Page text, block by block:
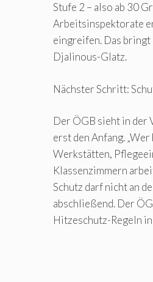
Stufe 2 – also ab 30
Arbeitsinspektorate
eingreifen. Das
Djalinous-Glatz.
Nächster Schritt:
Der ÖGB sieht in der
erst den Anfang.
Werkstätten,
Klassenzimmern
Schutz darf nicht an
abschließend. Der
Hitzeschutz-Regeln